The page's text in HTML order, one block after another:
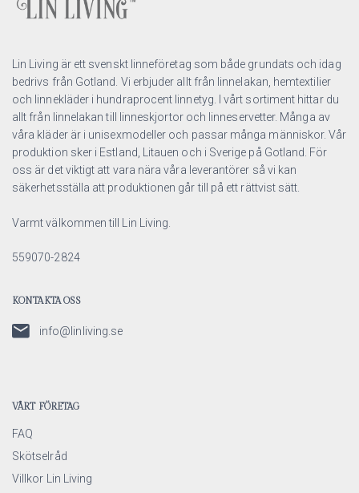
Lin Living är ett svenskt linneföretag som både grundats och idag
bedrivs från Gotland. Vi erbjuder allt från linnelakan, hemtextilier
och linnekläder i hundraprocent linnetyg. I vårt sortiment hittar du
allt från linnelakan till linneskjortor och linneservetter. Många av
våra kläder är i unisexmodeller och passar många människor. Vår
produktion sker i Estland, Litauen och i Sverige på Gotland. För
oss är det viktigt att vara nära våra leverantörer så vi kan
säkerhetsställa att produktionen går till på ett rättvist sätt.
Varmt välkommen till Lin Living.
559070-2824
KONTAKTA OSS
info@linliving.se
VÅRT FÖRETAG
FAQ
Skötselråd
Villkor Lin Living